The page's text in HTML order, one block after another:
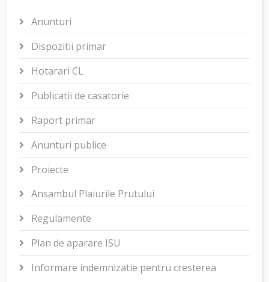
Anunturi
Dispozitii primar
Hotarari CL
Publicatii de casatorie
Raport primar
Anunturi publice
Proiecte
Ansambul Plaiurile Prutului
Regulamente
Plan de aparare ISU
Informare indemnizatie pentru cresterea